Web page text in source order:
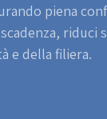
piena
e della filiera.